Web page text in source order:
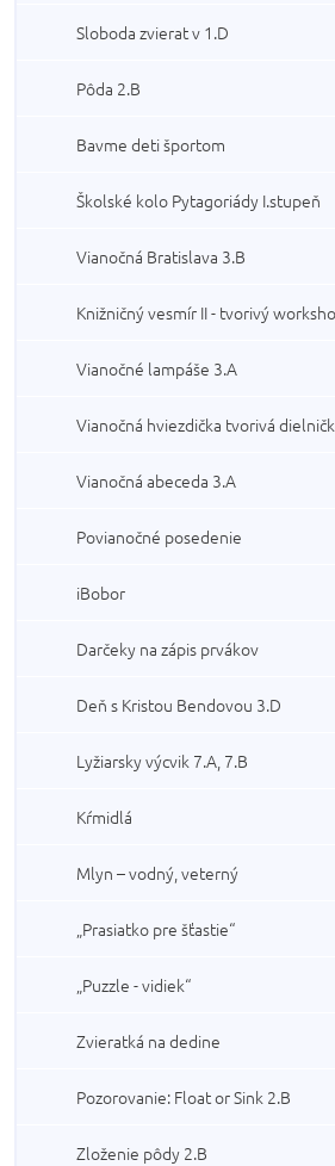
Sloboda zvierat v 1.D
Pôda 2.B
Bavme deti športom
Školské kolo Pytagoriády I.stupeň
Vianočná Bratislava 3.B
Knižničný vesmír II - tvorivý
Vianočné lampáše 3.A
Vianočná hviezdička tvorivá
Vianočná abeceda 3.A
Povianočné posedenie
iBobor
Darčeky na zápis prvákov
Deň s Kristou Bendovou 3.D
Lyžiarsky výcvik 7.A, 7.B
Kŕmidlá
Mlyn – vodný, veterný
„Prasiatko pre šťastie“
„Puzzle - vidiek“
Zvieratká na dedine
Pozorovanie: Float or Sink 2.B
Zloženie pôdy 2.B